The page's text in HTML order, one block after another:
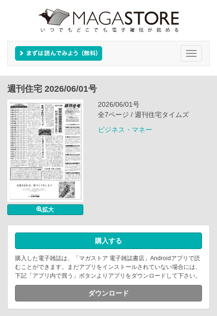
Toggle
週刊住宅 2026/06/01号
拡大
2026/06/01号
全7ページ / 週刊住宅タイムズ
ビジネス・マネー
購入する
購入した電子雑誌は、「マガストア 電子雑誌書店」Androidアプリで読
むことができます。まだアプリをインストールされていない場合には、
下記「アプリ内で買う」ボタンよりアプリをダウンロードして下さい。
ダウンロード